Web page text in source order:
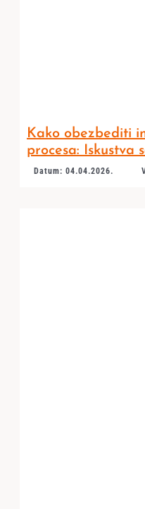
Kako obezbediti
procesa: Iskustva
Datum: 04.04.2026.